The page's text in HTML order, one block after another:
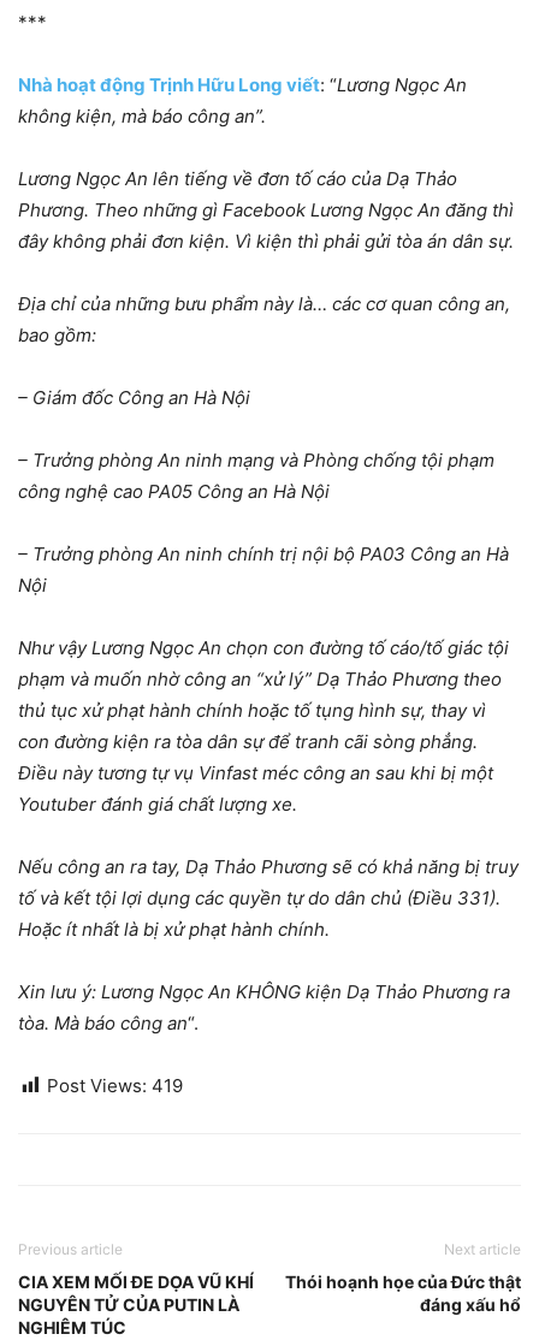
***
Nhà hoạt động Trịnh Hữu Long viết: “Lương Ngọc An
không kiện, mà báo công an”.
Lương Ngọc An lên tiếng về đơn tố cáo của Dạ Thảo
Phương. Theo những gì Facebook Lương Ngọc An đăng thì
đây không phải đơn kiện. Vì kiện thì phải gửi tòa án dân sự.
Địa chỉ của những bưu phẩm này là… các cơ quan công an,
bao gồm:
– Giám đốc Công an Hà Nội
– Trưởng phòng An ninh mạng và Phòng chống tội phạm
công nghệ cao PA05 Công an Hà Nội
– Trưởng phòng An ninh chính trị nội bộ PA03 Công an Hà
Nội
Như vậy Lương Ngọc An chọn con đường tố cáo/tố giác tội
phạm và muốn nhờ công an “xử lý” Dạ Thảo Phương theo
thủ tục xử phạt hành chính hoặc tố tụng hình sự, thay vì
con đường kiện ra tòa dân sự để tranh cãi sòng phẳng.
Điều này tương tự vụ Vinfast méc công an sau khi bị một
Youtuber đánh giá chất lượng xe.
Nếu công an ra tay, Dạ Thảo Phương sẽ có khả năng bị truy
tố và kết tội lợi dụng các quyền tự do dân chủ (Điều 331).
Hoặc ít nhất là bị xử phạt hành chính.
Xin lưu ý: Lương Ngọc An KHÔNG kiện Dạ Thảo Phương ra
tòa. Mà báo công an“.
Post Views: 419
Previous article
CIA XEM MỐI ĐE DỌA VŨ KHÍ
NGUYÊN TỬ CỦA PUTIN LÀ
NGHIÊM TÚC
Next article
Thói hoạnh họe của Đức thật
đáng xấu hổ